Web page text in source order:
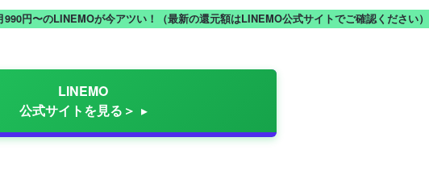
円〜のLINEMOが今アツい！（最新の還元額はLINEMO公式サイトでご確認ください）
LINEMO
公式サイトを見る＞